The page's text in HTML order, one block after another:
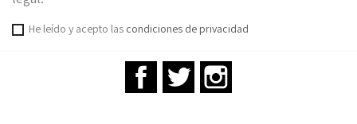
He leído y acepto las condiciones de privacidad
FacebookTwitter